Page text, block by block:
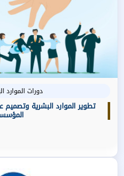
دورات الموارد
تطوير الموارد البشرية وتصميم